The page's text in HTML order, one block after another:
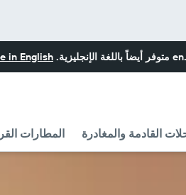
متوفر أيضاً باللغة الإنجليزية. in English
القادمة والمغادرة المطارات